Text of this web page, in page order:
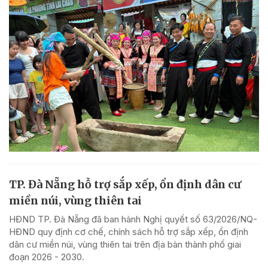
TP. Đà Nẵng hỗ trợ sắp xếp, ổn định dân cư
miền núi, vùng thiên tai
HĐND TP. Đà Nẵng đã ban hành Nghị quyết số 63/2026/NQ-
HĐND quy định cơ chế, chính sách hỗ trợ sắp xếp, ổn định
dân cư miền núi, vùng thiên tai trên địa bàn thành phố giai
đoạn 2026 - 2030.